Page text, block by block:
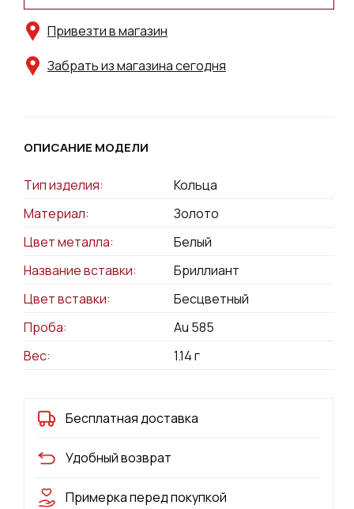
Привезти в магазин
Забрать из магазина сегодня
ОПИСАНИЕ МОДЕЛИ
Тип изделия:
Кольца
Материал:
Золото
Цвет металла:
Белый
Название вставки:
Бриллиант
Цвет вставки:
Бесцветный
Проба:
Au 585
Вес:
1.14г
Бесплатная доставка
Удобный возврат
Примерка перед покупкой